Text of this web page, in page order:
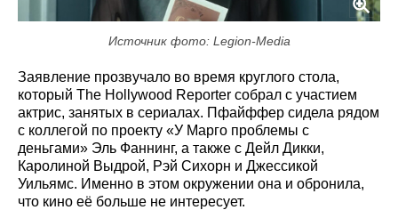
Источник фото: Legion-Media
Заявление прозвучало во время круглого стола,
который The Hollywood Reporter собрал с участием
актрис, занятых в сериалах. Пфайффер сидела рядом
с коллегой по проекту «У Марго проблемы с
деньгами» Эль Фаннинг, а также с Дейл Дикки,
Каролиной Выдрой, Рэй Сихорн и Джессикой
Уильямс. Именно в этом окружении она и обронила,
что кино её больше не интересует.